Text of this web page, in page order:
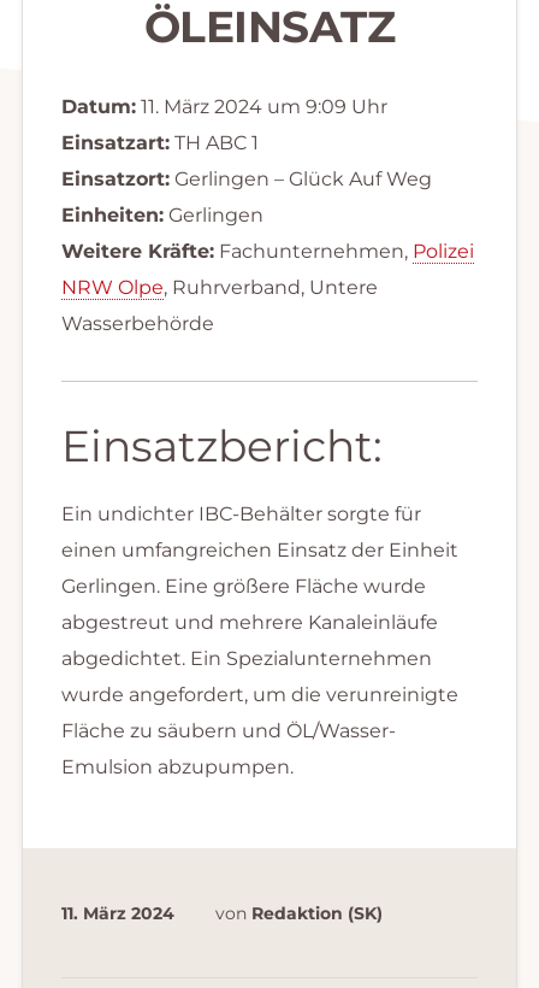
ÖLEINSATZ
Datum:11. März 2024 um 9:09 Uhr
Einsatzart:TH ABC 1
Einsatzort:Gerlingen – Glück Auf Weg
Einheiten:Gerlingen
Weitere Kräfte:Fachunternehmen, Polizei
NRW Olpe, Ruhrverband, Untere
Wasserbehörde
Einsatzbericht:
Ein undichter IBC-Behälter sorgte für
einen umfangreichen Einsatz der Einheit
Gerlingen. Eine größere Fläche wurde
abgestreut und mehrere Kanaleinläufe
abgedichtet. Ein Spezialunternehmen
wurde angefordert, um die verunreinigte
Fläche zu säubern und ÖL/Wasser-
Emulsion abzupumpen.
11. März 2024 von Redaktion (SK)